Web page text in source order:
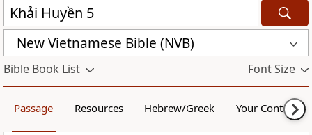
New Vietnamese Bible (NVB)
Bible Book List Font Size
Passage Resources Hebrew/Greek Your Content